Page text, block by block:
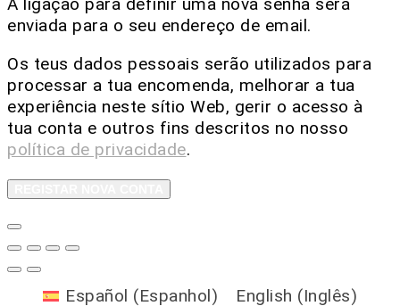
enviada para o seu endereço de email.
Os teus dados pessoais serão utilizados para
processar a tua encomenda, melhorar a tua
experiência neste sítio Web, gerir o acesso à
tua conta e outros fins descritos no nosso
política de privacidade.
Español (Espanhol) English (Inglês)